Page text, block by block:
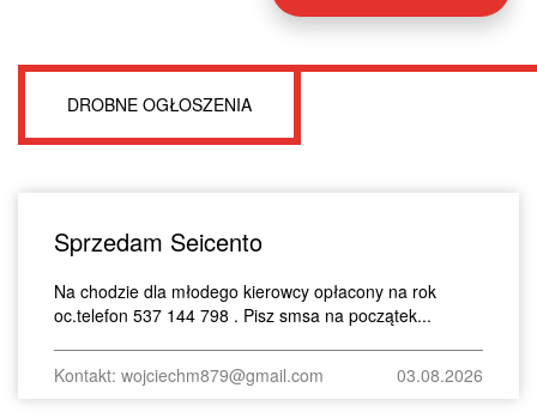
DROBNE OGŁOSZENIA
Sprzedam Seicento
Na chodzie dla młodego kierowcy opłacony na rok
oc.telefon 537 144 798 . Pisz smsa na początek...
Kontakt: wojciechm879@gmail.com 03.08.2026